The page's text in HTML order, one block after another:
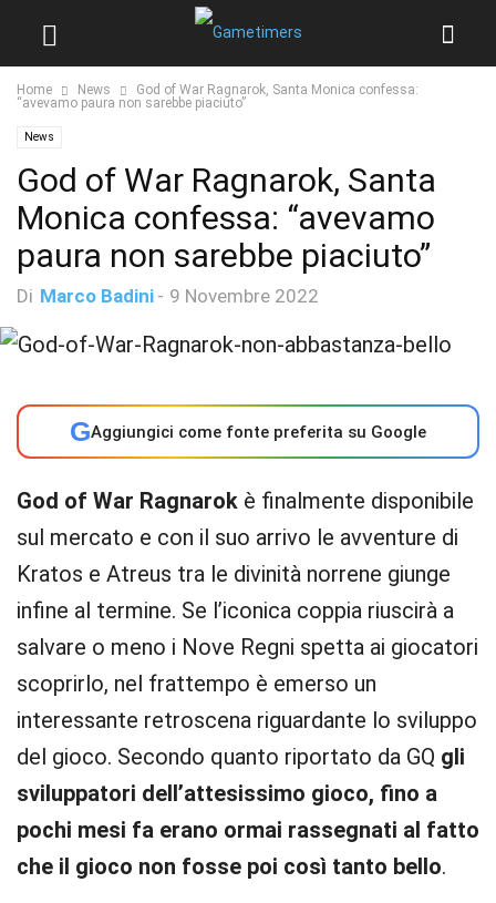
Home News
God of War Ragnarok, Santa Monica confessa:
“avevamo paura non sarebbe piaciuto”
News
God of War Ragnarok, Santa
Monica confessa: “avevamo
paura non sarebbe piaciuto”
Di Marco Badini - 9 Novembre 2022
GAggiungici come fonte preferita su Google
God of War Ragnarok è finalmente disponibile
sul mercato e con il suo arrivo le avventure di
Kratos e Atreus tra le divinità norrene giunge
infine al termine. Se l’iconica coppia riuscirà a
salvare o meno i Nove Regni spetta ai giocatori
scoprirlo, nel frattempo è emerso un
interessante retroscena riguardante lo sviluppo
del gioco. Secondo quanto riportato da GQ gli
sviluppatori dell’attesissimo gioco, fino a
pochi mesi fa erano ormai rassegnati al fatto
che il gioco non fosse poi così tanto bello.